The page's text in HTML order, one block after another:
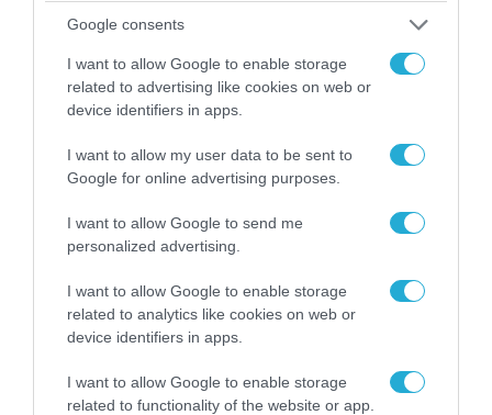
Google consents
I want to allow Google to enable storage
related to advertising like cookies on web or
device identifiers in apps.
I want to allow my user data to be sent to
Google for online advertising purposes.
I want to allow Google to send me
personalized advertising.
I want to allow Google to enable storage
related to analytics like cookies on web or
device identifiers in apps.
I want to allow Google to enable storage
related to functionality of the website or app.
05.08.2026 | 15:02
Ρωσικός πύραυλος με κεφαλή διασποράς
κατέστρεψε ολοσχερώς ένα από τα
μεγαλύτερα κέντρα διανομής στο Κίεβο
(βίντεο)